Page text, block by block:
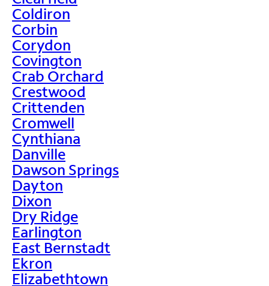
Coldiron
Corbin
Corydon
Covington
Crab Orchard
Crestwood
Crittenden
Cromwell
Cynthiana
Danville
Dawson Springs
Dayton
Dixon
Dry Ridge
Earlington
East Bernstadt
Ekron
Elizabethtown